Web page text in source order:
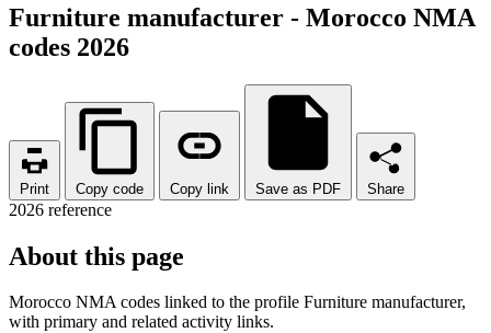
Furniture manufacturer - Morocco NMA
codes 2026
Print Copy code Copy link Save as PDF Share
2026 reference
About this page
Morocco NMA codes linked to the profile Furniture manufacturer,
with primary and related activity links.